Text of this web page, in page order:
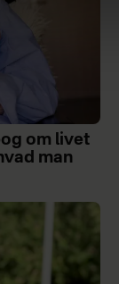
om livet
man